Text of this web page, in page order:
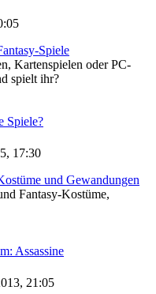
Spiele
Kartenspielen oder PC-
spielt ihr?
Spiele?
17:30
und Gewandungen
Fantasy-Kostüme,
Assassine
21:05